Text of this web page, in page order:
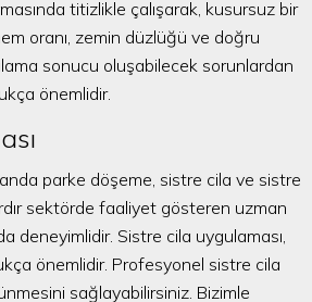
titizlikle çalışarak, kusursuz bir
oranı, zemin düzlüğü ve doğru
sonucu oluşabilecek sorunlardan
önemlidir.
parke döşeme, sistre cila ve sistre
sektörde faaliyet gösteren uzman
deneyimlidir. Sistre cila uygulaması,
önemlidir. Profesyonel sistre cila
sağlayabilirsiniz. Bizimle